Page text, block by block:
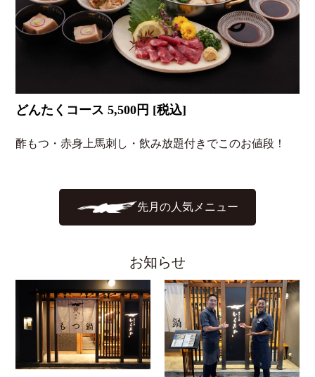
どんたくコース 5,500円 [税込]
酢もつ・赤身上馬刺し・飲み放題付きでこのお値段！
先月の人気メニュー
お知らせ